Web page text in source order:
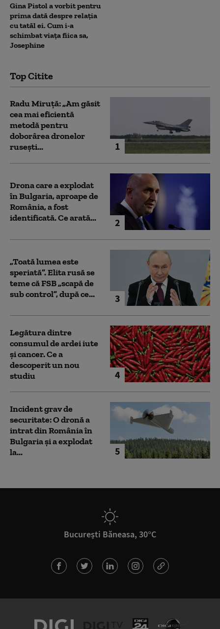
Gina Pistol a vorbit pentru
prima dată despre relația
cu tatăl ei. Cum i-a
schimbat viața fiica sa,
Josephine
Top Citite
1
Radu Miruță: „Am găsit
cea mai eficientă
metodă pentru
doborârea dronelor
rusești...
2
Drona care a explodat
în Bulgaria, aproape de
România, a fost
identificată. Ce arată...
3
„Toată lumea este
speriată”. Elita rusă se
teme că FSB „scapă de
sub control”, după ce...
4
Legătura dintre
consumul de ardei iute
și cancer. Ce a
descoperit un nou
studiu
5
Incident grav de
securitate: O dronă a
intrat din România în
Bulgaria şi a explodat
la...
București Băneasa, 30°C